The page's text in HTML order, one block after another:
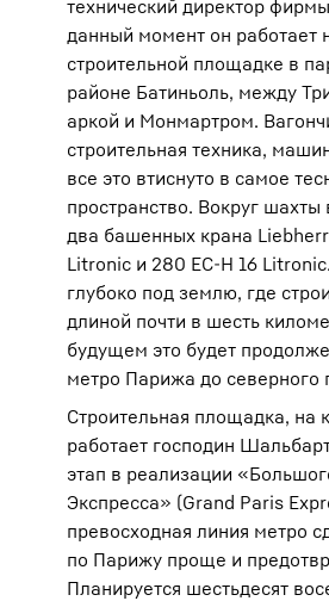
технический директор
данный момент он работает
строительной площадке в
районе Батиньоль, между
аркой и Монмартром.
строительная техника,
все это втиснуто в самое
пространство. Вокруг
два башенных крана
Litronic и 280 EC-H 16
глубоко под землю, где
длиной почти в шесть
будущем это будет
метро Парижа до северного
Строительная площадка, на
работает господин
этап в реализации
Экспресса» (Grand Paris
превосходная линия метро
по Парижу проще и
Планируется шестьдесят